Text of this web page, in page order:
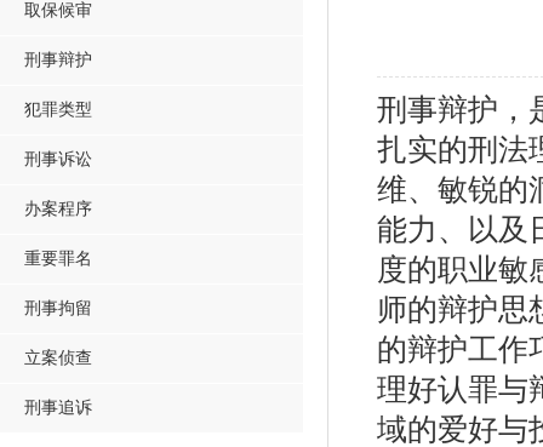
取保候审
刑事辩护
犯罪类型
刑事诉讼
办案程序
重要罪名
刑事拘留
立案侦查
刑事追诉
刑事辩护，
扎实的刑法
维、敏锐的
能力、以及
度的职业敏
师的辩护思
的辩护工作
理好认罪与
域的爱好与